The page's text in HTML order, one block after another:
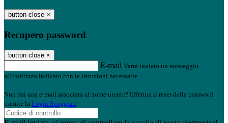
button close ×
Recupero password
button close ×
E-mail Verrà inviato un messaggio
all'indirizzo indicato con le istruzioni necessarie.
Non hai una e-mail associata al nome utente? Effettua il reset della password
tramite la Login Spaggiari